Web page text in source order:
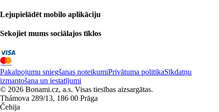
Lejupielādēt mobilo aplikāciju
Sekojiet mums sociālajos tīklos
Pakalpojumu sniegšanas noteikumiPrivātuma politikaSīkdatņu
izmantošana un iestatījumi
© 2026 Bonami.cz, a.s. Visas tiesības aizsargātas.
Thámova 289/13, 186 00 Prāga
Čehija